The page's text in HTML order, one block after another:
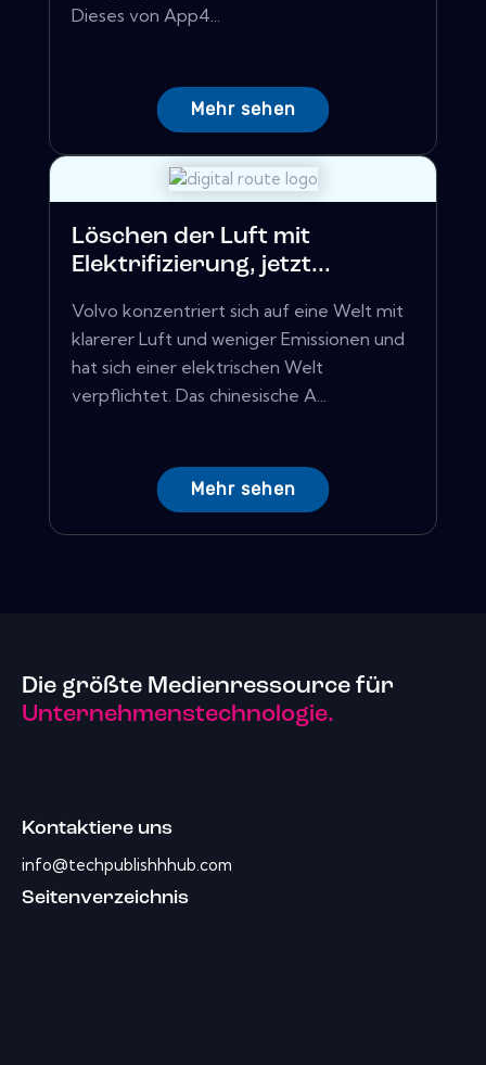
Dieses von App4...
Mehr sehen
Löschen der Luft mit
Elektrifizierung, jetzt...
Volvo konzentriert sich auf eine Welt mit
klarerer Luft und weniger Emissionen und
hat sich einer elektrischen Welt
verpflichtet. Das chinesische A...
Mehr sehen
Die größte Medienressource für
Unternehmenstechnologie.
Kontaktiere uns
info@techpublishhhub.com
Seitenverzeichnis